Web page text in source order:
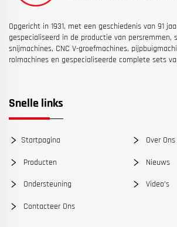
Opgericht in 1931, met een geschiedenis van 91
gespecialiseerd in de productie van persremmen,
snijmachines, CNC V-groefmachines,
rolmachines en gespecialiseerde complete sets
Snelle links
Startpagina Over Ons
Producten Nieuws
Ondersteuning Video’s
Contacteer Ons